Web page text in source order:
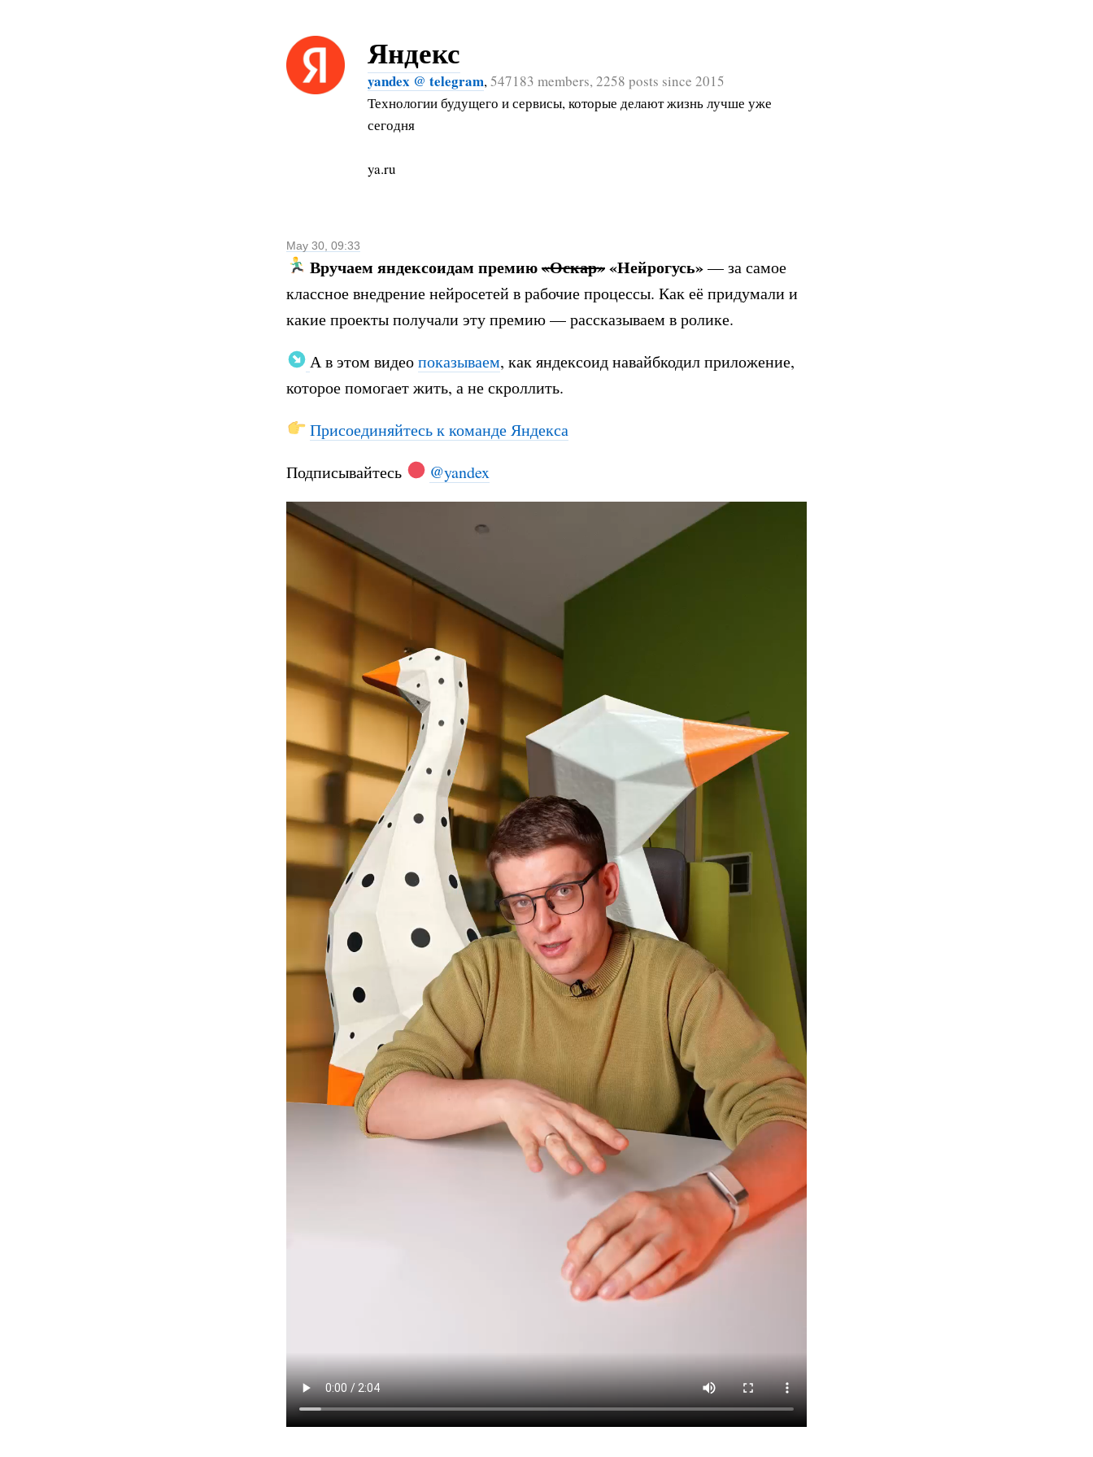
Яндекс
yandex @ telegram,547183 members, 2258 posts since 2015
Технологии будущего и сервисы, которые делают жизнь лучше уже
сегодня
ya.ru
May 30, 09:33
Вручаем яндексоидам премию«Оскар»«Нейрогусь»— за самое
классное внедрение нейросетей в рабочие процессы. Как её придумали и
какие проекты получали эту премию — рассказываем в ролике.
А в этом видеопоказываем, как яндексоид навайбкодил приложение,
которое помогает жить, а не скроллить.
Присоединяйтесь к команде Яндекса
Подписывайтесь
@yandex